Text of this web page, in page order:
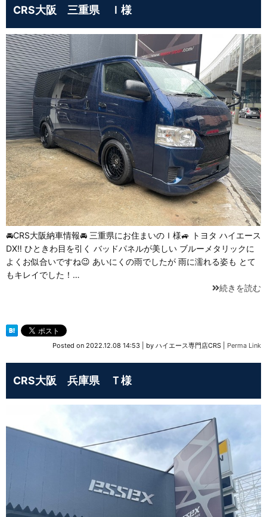
CRS大阪 三重県 Ｉ様
🚘CRS大阪納車情報🚘 三重県にお住まいのＩ様🚙 トヨタ ハイエース
DX‼️ ひときわ目を引く バッドパネルが美しい ブルーメタリックに
よくお似合いですね😉 あいにくの雨でしたが 雨に濡れる姿も とて
もキレイでした！…
続きを読む
Posted on 2022.12.08 14:53 by ハイエース専門店CRS Perma Link
CRS大阪 兵庫県 Ｔ様